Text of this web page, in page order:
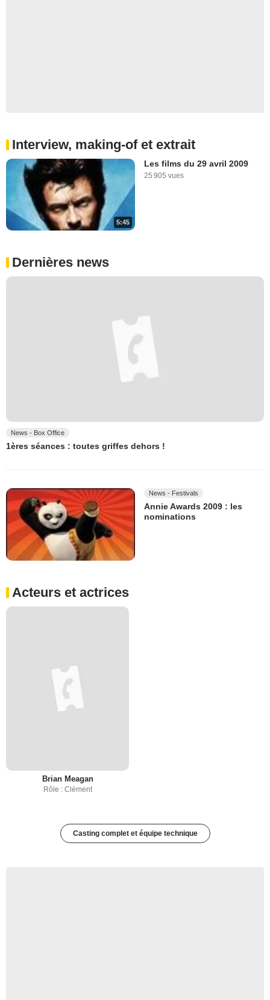
Interview, making-of et extrait
5:45
Les films du 29 avril 2009
25 905 vues
Dernières news
News - Box Office
1ères séances : toutes griffes dehors !
News - Festivals
Annie Awards 2009 : les
nominations
Acteurs et actrices
Brian Meagan
Rôle : Clément
Casting complet et équipe technique